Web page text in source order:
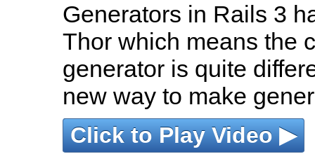
Generators in Rails 3
Thor which means the
generator is quite
new way to make
Click to Play Video ▶